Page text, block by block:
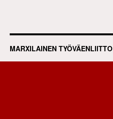
MARXILAINEN TYÖVÄENLIITTO